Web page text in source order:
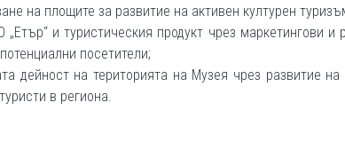
на площите за развитие на активен културен
и туристическия продукт чрез маркетингови и
посетители;
дейност на територията на Музея чрез развитие на
в региона.